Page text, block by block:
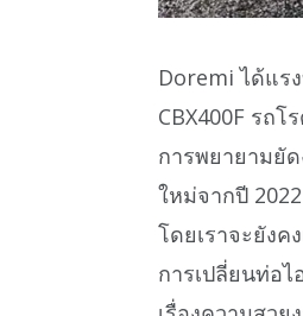
Doremi ได้แร
CBX400F รถ
การพยายามยั
ใหม่จากปี
โดยเราจะยัง
การเปลี่ยนท่อ